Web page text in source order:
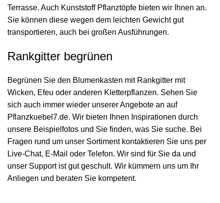
Terrasse. Auch Kunststoff Pflanztöpfe bieten wir Ihnen an.
Sie können diese wegen dem leichten Gewicht gut
transportieren, auch bei großen Ausführungen.
Rankgitter begrünen
Begrünen Sie den Blumenkasten mit Rankgitter mit
Wicken, Efeu oder anderen Kletterpflanzen. Sehen Sie
sich auch immer wieder unserer Angebote an auf
Pflanzkuebel7.de. Wir bieten Ihnen Inspirationen durch
unsere Beispielfotos und Sie finden, was Sie suche. Bei
Fragen rund um unser Sortiment kontaktieren Sie uns per
Live-Chat, E-Mail oder Telefon. Wir sind für Sie da und
unser Support ist gut geschult. Wir kümmern uns um Ihr
Anliegen und beraten Sie kompetent.